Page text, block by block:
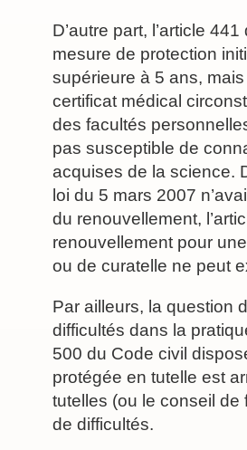
D’autre part, l’article
mesure de protection
supérieure à 5 ans,
certificat médical
des facultés
pas susceptible de
acquises de la science.
loi du 5 mars 2007
du renouvellement,
renouvellement pour
ou de curatelle ne peut
Par ailleurs, la question
difficultés dans la
500 du Code civil
protégée en tutelle est
tutelles (ou le conseil de
de difficultés.